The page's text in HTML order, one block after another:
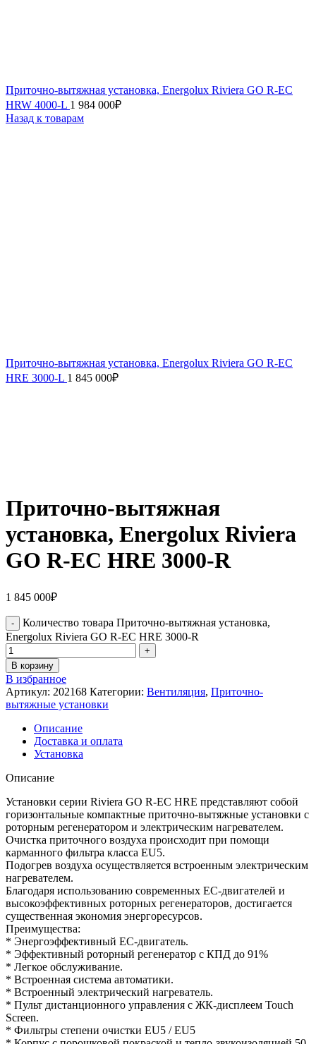
Приточно-вытяжная установка, Energolux Riviera GO R-EC
HRW 4000-L 1 984 000₽
Назад к товарам
Приточно-вытяжная установка, Energolux Riviera GO R-EC
HRE 3000-L 1 845 000₽
Приточно-вытяжная
установка, Energolux Riviera
GO R-EC HRE 3000-R
1 845 000₽
Количество товара Приточно-вытяжная установка,
Energolux Riviera GO R-EC HRE 3000-R
В корзину
В избранное
Артикул: 202168 Категории: Вентиляция, Приточно-
вытяжные установки
Описание
Доставка и оплата
Установка
Описание
Установки серии Riviera GO R-EC HRE представляют собой
горизонтальные компактные приточно-вытяжные установки с
роторным регенератором и электрическим нагревателем.
Очистка приточного воздуха происходит при помощи
карманного фильтра класса EU5.
Подогрев воздуха осуществляется встроенным электрическим
нагревателем.
Благодаря использованию современных EC-двигателей и
высокоэффективных роторных регенераторов, достигается
существенная экономия энергоресурсов.
Преимущества:
* Энергоэффективный EC-двигатель.
* Эффективный роторный регенератор с КПД до 91%
* Легкое обслуживание.
* Встроенная система автоматики.
* Встроенный электрический нагреватель.
* Пульт дистанционного управления с ЖК-дисплеем Touch
Screen.
* Фильтры степени очистки EU5 / EU5